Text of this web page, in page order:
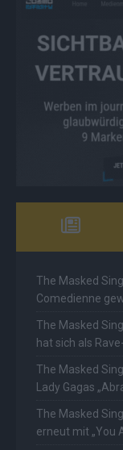
The Masked
Comedienne
The Masked
hat sich als
The Masked
Lady Gagas
The Masked
erneut mit „You